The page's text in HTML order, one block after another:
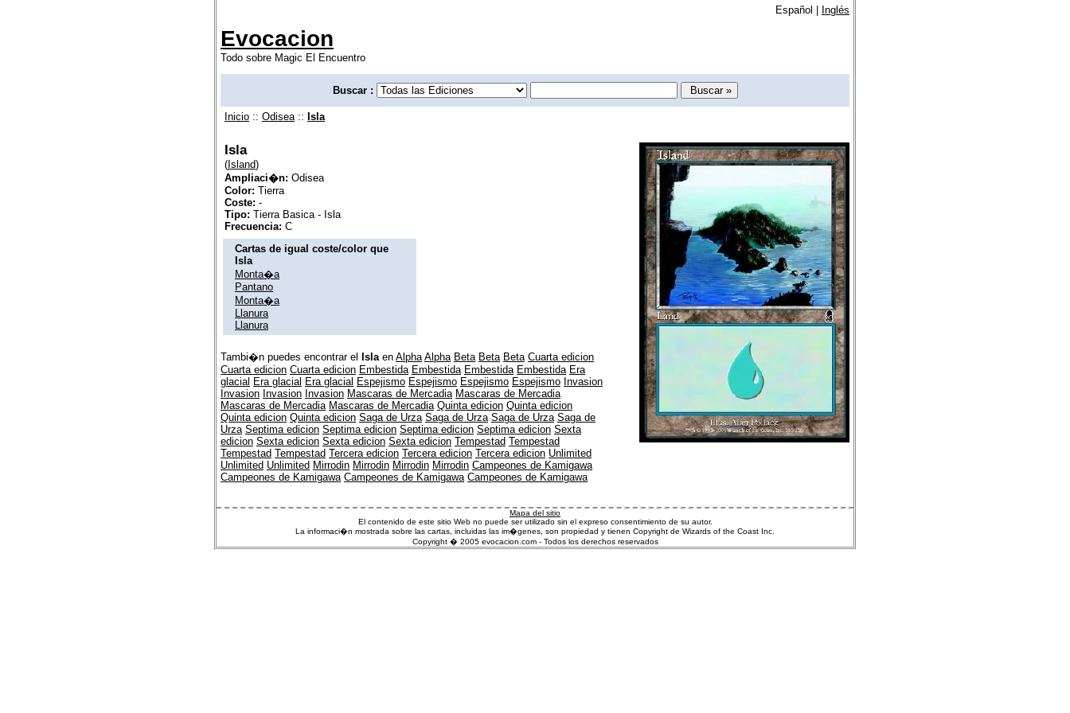
Español | Inglés
Evocacion
Todo sobre Magic El Encuentro
Buscar :
Inicio :: Odisea :: Isla
Isla
( Island)
Ampliaci�n: Odisea
Color: Tierra
Coste: -
Tipo: Tierra Basica - Isla
Frecuencia: C
Cartas de igual coste/color que
Isla
Monta�a
Pantano
Monta�a
Llanura
Llanura
Tambi�n puedes encontrar el Isla en Alpha Alpha Beta Beta Beta Cuarta edicion
Cuarta edicion Cuarta edicion Embestida Embestida Embestida Embestida Era
glacial Era glacial Era glacial Espejismo Espejismo Espejismo Espejismo Invasion
Invasion Invasion Invasion Mascaras de Mercadia Mascaras de Mercadia
Mascaras de Mercadia Mascaras de Mercadia Quinta edicion Quinta edicion
Quinta edicion Quinta edicion Saga de Urza Saga de Urza Saga de Urza Saga de
Urza Septima edicion Septima edicion Septima edicion Septima edicion Sexta
edicion Sexta edicion Sexta edicion Sexta edicion Tempestad Tempestad
Tempestad Tempestad Tercera edicion Tercera edicion Tercera edicion Unlimited
Unlimited Unlimited Mirrodin Mirrodin Mirrodin Mirrodin Campeones de Kamigawa
Campeones de Kamigawa Campeones de Kamigawa Campeones de Kamigawa
Mapa del sitio
El contenido de este sitio Web no puede ser utilizado sin el expreso consentimiento de su autor.
La informaci�n mostrada sobre las cartas, incluidas las im�genes, son propiedad y tienen Copyright de Wizards of the Coast Inc.
Copyright � 2005 evocacion.com - Todos los derechos reservados